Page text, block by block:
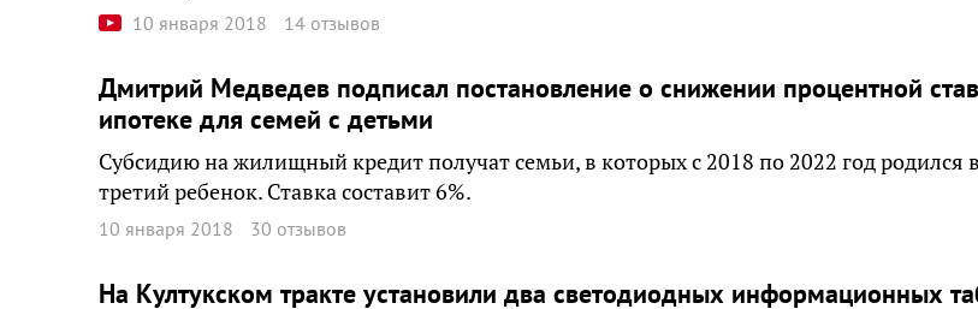
10 января 2018 14 отзывов
Дмитрий Медведев подписал постановление о снижении процентной
ипотеке для семей с детьми
Субсидию на жилищный кредит получат семьи, в которых с 2018 по 2022 год родился
третий ребенок. Ставка составит 6%.
10 января 2018 30 отзывов
На Култукском тракте установили два светодиодных информационных